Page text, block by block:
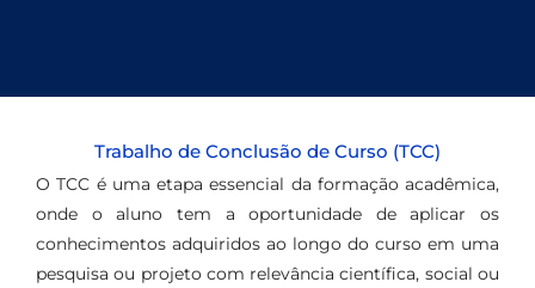
Trabalho de Conclusão de Curso (TCC)
O TCC é uma etapa essencial da formação acadêmica,
onde o aluno tem a oportunidade de aplicar os
conhecimentos adquiridos ao longo do curso em uma
pesquisa ou projeto com relevância científica, social ou